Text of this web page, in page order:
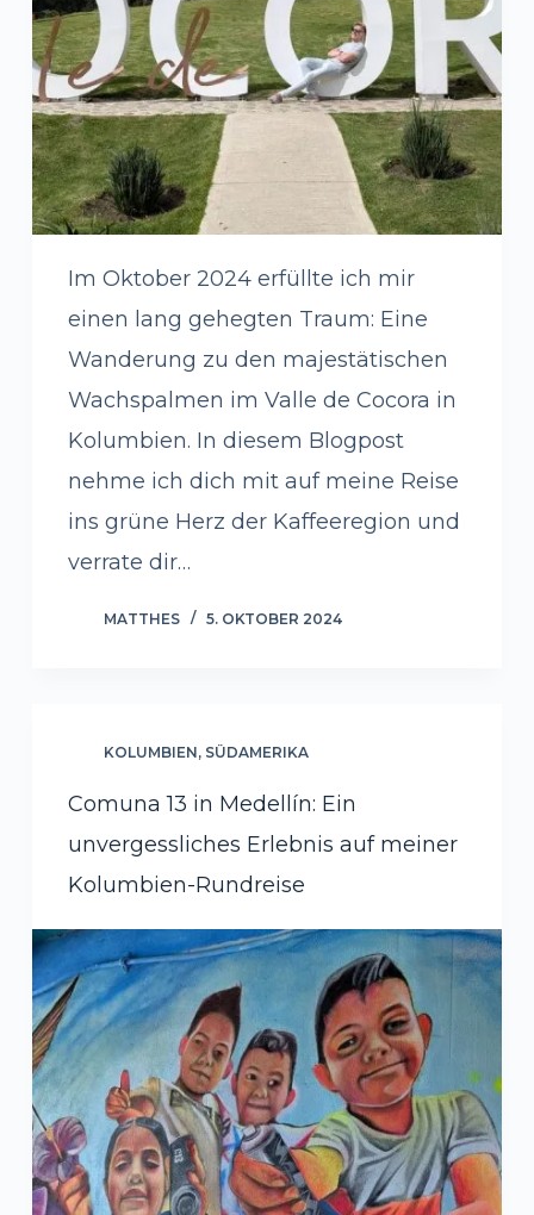
Im Oktober 2024 erfüllte ich mir
einen lang gehegten Traum: Eine
Wanderung zu den majestätischen
Wachspalmen im Valle de Cocora in
Kolumbien. In diesem Blogpost
nehme ich dich mit auf meine Reise
ins grüne Herz der Kaffeeregion und
verrate dir…
MATTHES 5. OKTOBER 2024
KOLUMBIEN, SÜDAMERIKA
Comuna 13 in Medellín: Ein
unvergessliches Erlebnis auf meiner
Kolumbien-Rundreise